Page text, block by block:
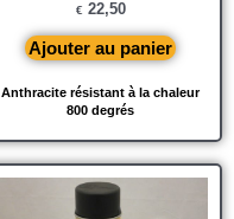
Anthracite résistant à la chaleur
800 degrés
€ 22,50
Ajouter au panier